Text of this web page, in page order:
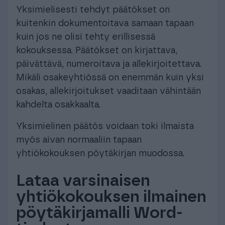
Yksimielisesti tehdyt päätökset on
kuitenkin dokumentoitava samaan tapaan
kuin jos ne olisi tehty erillisessä
kokouksessa. Päätökset on kirjattava,
päivättävä, numeroitava ja allekirjoitettava.
Mikäli osakeyhtiössä on enemmän kuin yksi
osakas, allekirjoitukset vaaditaan vähintään
kahdelta osakkaalta.
Yksimielinen päätös voidaan toki ilmaista
myös aivan normaaliin tapaan
yhtiökokouksen pöytäkirjan muodossa.
Lataa varsinaisen
yhtiökokouksen ilmainen
pöytäkirjamalli Word-